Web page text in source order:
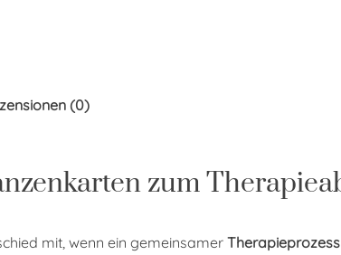
(0)
zum
mit, wenn ein gemeinsamer